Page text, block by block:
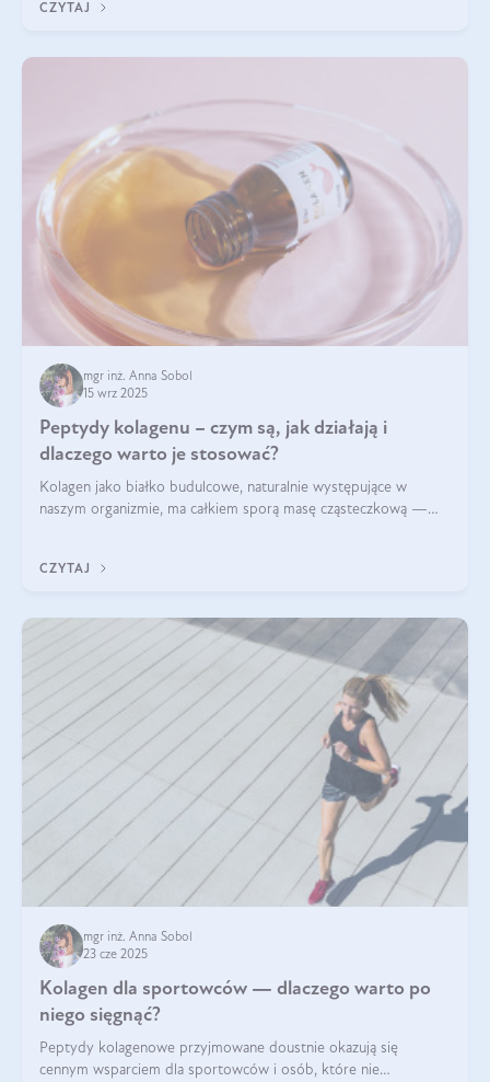
wysokiej jakości suplem
CZYTAJ
mgr inż. Anna Sobol
15 wrz 2025
Peptydy kolagenu – czym są, jak działają i
dlaczego warto je stosować?
Kolagen jako białko budulcowe, naturalnie występujące w
naszym organizmie, ma całkiem sporą masę cząsteczkową —
bardziej biodostępny
CZYTAJ
mgr inż. Anna Sobol
23 cze 2025
Kolagen dla sportowców — dlaczego warto po
niego sięgnąć?
Peptydy kolagenowe przyjmowane doustnie okazują się
cennym wsparciem dla sportowców i osób, które nie